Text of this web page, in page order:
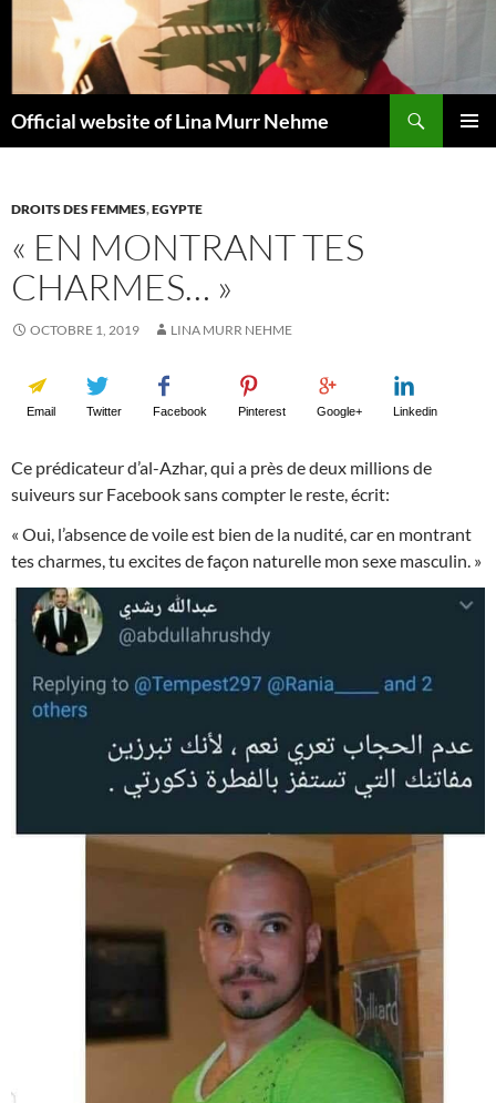
contenu
Official website of Lina Murr Nehme
DROITS DES FEMMES,EGYPTE
« EN MONTRANT TES
CHARMES… »
OCTOBRE 1, 2019 LINA MURR NEHME
Email Twitter Facebook Pinterest Google+ Linkedin
Ce prédicateur d’al-Azhar, qui a près de deux millions de
suiveurs sur Facebook sans compter le reste, écrit:
« Oui, l’absence de voile est bien de la nudité, car en montrant
tes charmes, tu excites de façon naturelle mon sexe masculin. »